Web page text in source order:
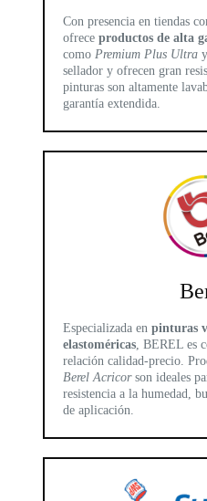
Con presencia en tiendas
ofrece productos de alta
como Premium Plus Ultray
sellador y ofrecen gran
pinturas son altamente
garantía extendida.
Especializada en pinturas
elastoméricas, BEREL es
relación calidad-precio.
Berel Acricorson ideales
resistencia a la humedad,
de aplicación.